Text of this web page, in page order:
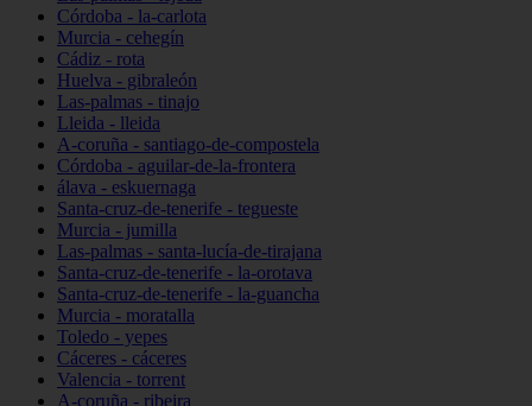
Córdoba - la-carlota
Murcia - cehegín
Cádiz - rota
Huelva - gibraleón
Las-palmas - tinajo
Lleida - lleida
A-coruña - santiago-de-compostela
Córdoba - aguilar-de-la-frontera
álava - eskuernaga
Santa-cruz-de-tenerife - tegueste
Murcia - jumilla
Las-palmas - santa-lucía-de-tirajana
Santa-cruz-de-tenerife - la-orotava
Santa-cruz-de-tenerife - la-guancha
Murcia - moratalla
Toledo - yepes
Cáceres - cáceres
Valencia - torrent
A-coruña - ribeira